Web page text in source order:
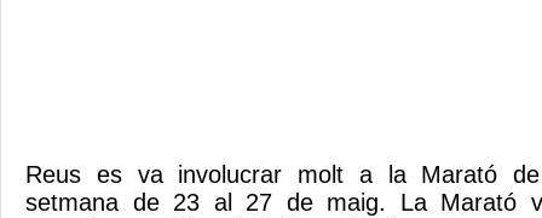
Reus es va involucrar molt a la Marató
setmana de 23 al 27 de maig. La Marató